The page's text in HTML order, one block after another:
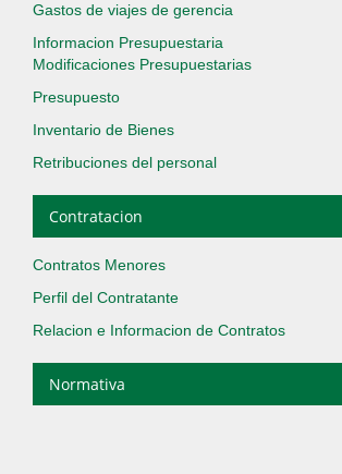
Gastos de viajes de gerencia
Informacion Presupuestaria
Modificaciones Presupuestarias
Presupuesto
Inventario de Bienes
Retribuciones del personal
Contratacion
Contratos Menores
Perfil del Contratante
Relacion e Informacion de Contratos
Normativa